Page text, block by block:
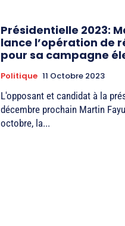
Présidentielle 2023:
lance l’opération de
pour sa campagne
Politique 11 Octobre 2023
L'opposant et candidat à la
décembre prochain Martin
octobre, la...